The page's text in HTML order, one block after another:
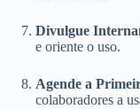
Divulgue
e oriente o uso.
Agende a
colaboradores a